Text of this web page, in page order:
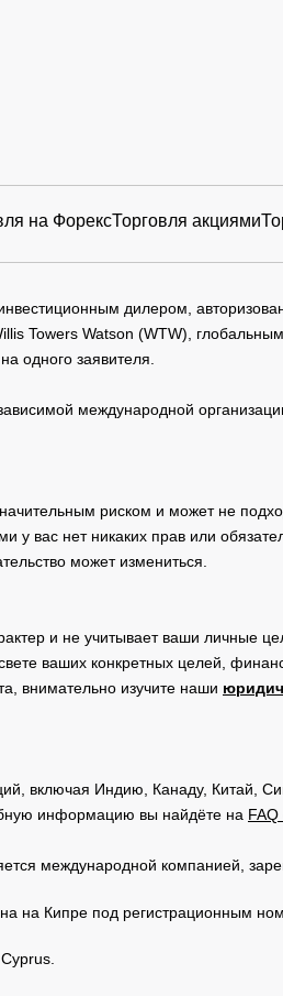
на ФорексТорговля акциями
дилером,
Towers Watson (WTW),
одного заявителя.
международной
риском и может не
у вас нет никаких прав или
может измениться.
и не учитывает ваши личные
ваших конкретных целей,
внимательно изучите наши
включая Индию, Канаду, Китай,
информацию вы найдёте на FAQ
международной компанией,
на Кипре под регистрационным